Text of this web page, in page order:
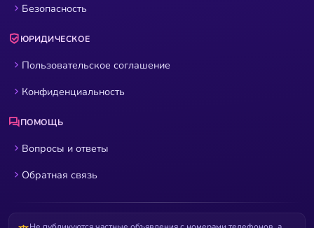
Безопасность
ЮРИДИЧЕСКОЕ
Пользовательское соглашение
Конфиденциальность
ПОМОЩЬ
Вопросы и ответы
Обратная связь